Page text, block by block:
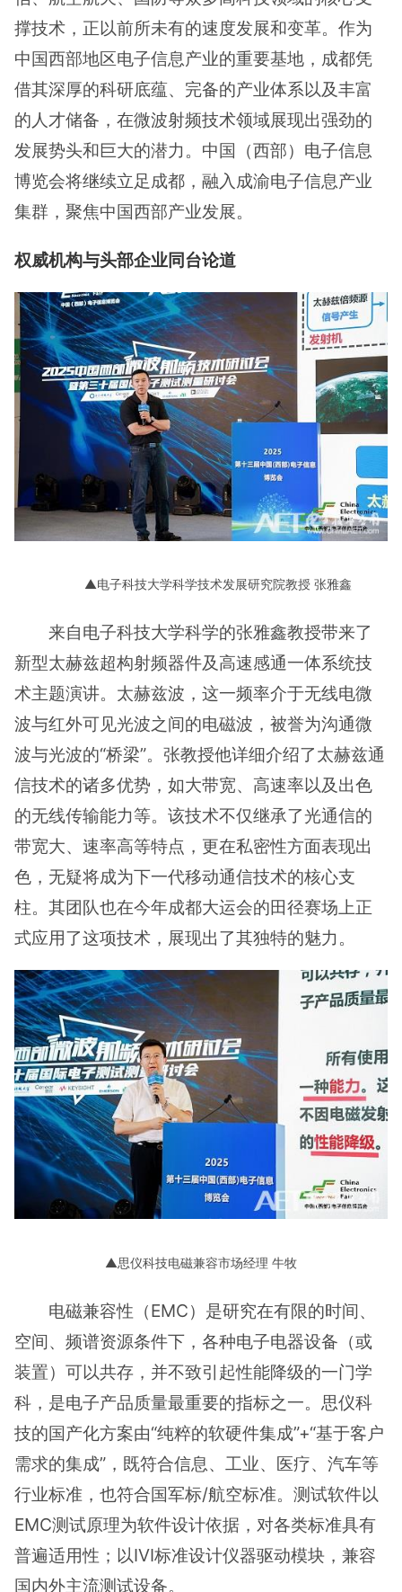
撑技术，正以前所未有的速度发展和变革。作为
中国西部地区电子信息产业的重要基地，成都凭
借其深厚的科研底蕴、完备的产业体系以及丰富
的人才储备，在微波射频技术领域展现出强劲的
发展势头和巨大的潜力。中国（西部）电子信息
博览会将继续立足成都，融入成渝电子信息产业
集群，聚焦中国西部产业发展。
权威机构与头部企业同台论道
▲电子科技大学科学技术发展研究院教授 张雅鑫
来自电子科技大学科学的张雅鑫教授带来了
新型太赫兹超构射频器件及高速感通一体系统技
术主题演讲。太赫兹波，这一频率介于无线电微
波与红外可见光波之间的电磁波，被誉为沟通微
波与光波的“桥梁”。张教授他详细介绍了太赫兹通
信技术的诸多优势，如大带宽、高速率以及出色
的无线传输能力等。该技术不仅继承了光通信的
带宽大、速率高等特点，更在私密性方面表现出
色，无疑将成为下一代移动通信技术的核心支
柱。其团队也在今年成都大运会的田径赛场上正
式应用了这项技术，展现出了其独特的魅力。
▲思仪科技电磁兼容市场经理 牛牧
电磁兼容性（EMC）是研究在有限的时间、
空间、频谱资源条件下，各种电子电器设备（或
装置）可以共存，并不致引起性能降级的一门学
科，是电子产品质量最重要的指标之一。思仪科
技的国产化方案由“纯粹的软硬件集成”+“基于客户
需求的集成”，既符合信息、工业、医疗、汽车等
行业标准，也符合国军标/航空标准。测试软件以
EMC测试原理为软件设计依据，对各类标准具有
普遍适用性；以IVI标准设计仪器驱动模块，兼容
国内外主流测试设备。